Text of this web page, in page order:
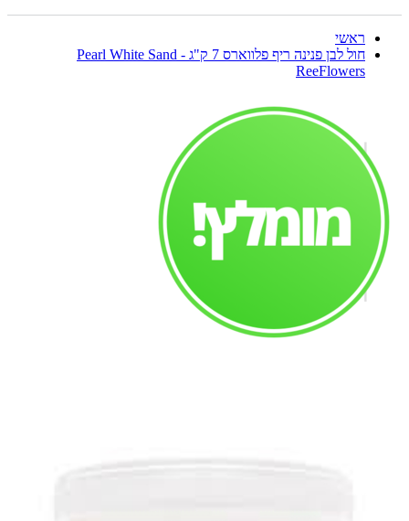
ראשי
חול לבן פנינה ריף פלווארס 7 ק"ג - Pearl White Sand
ReeFlowers